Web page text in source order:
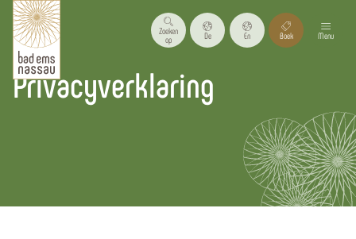
Zoeken
op
De En Boek Menu
Privacyverklaring